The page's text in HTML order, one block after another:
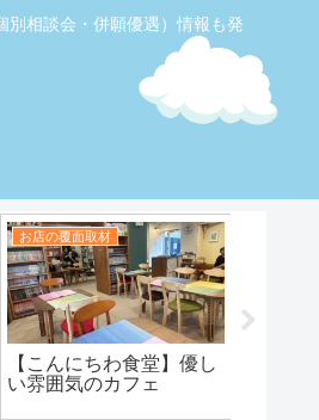
別相談会・併願優遇）情報も発
お店の覆面取材
ハンバーグ工房 川越新河
岸店